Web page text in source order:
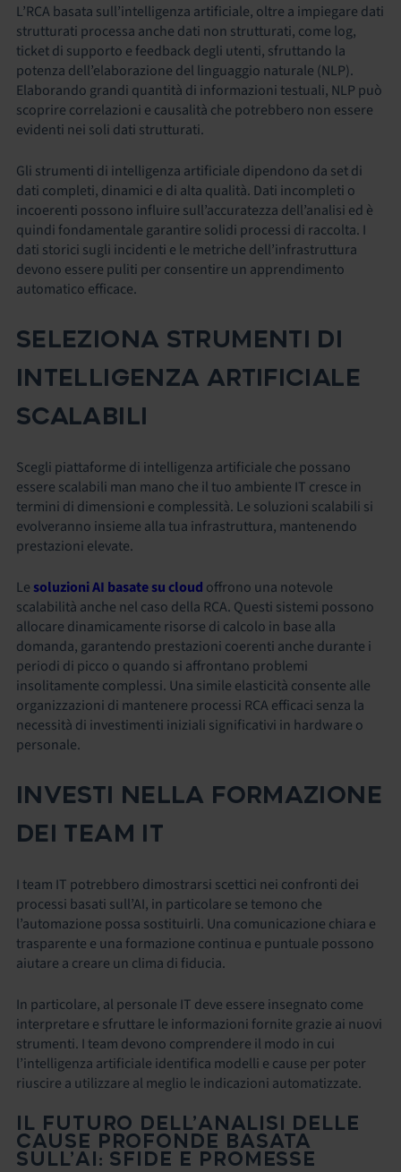
L’RCA basata sull’intelligenza artificiale, oltre a impiegare dati
strutturati processa anche dati non strutturati, come log,
ticket di supporto e feedback degli utenti, sfruttando la
potenza dell’elaborazione del linguaggio naturale (NLP).
Elaborando grandi quantità di informazioni testuali, NLP può
scoprire correlazioni e causalità che potrebbero non essere
evidenti nei soli dati strutturati.
Gli strumenti di intelligenza artificiale dipendono da set di
dati completi, dinamici e di alta qualità. Dati incompleti o
incoerenti possono influire sull’accuratezza dell’analisi ed è
quindi fondamentale garantire solidi processi di raccolta. I
dati storici sugli incidenti e le metriche dell’infrastruttura
devono essere puliti per consentire un apprendimento
automatico efficace.
SELEZIONA STRUMENTI DI
INTELLIGENZA ARTIFICIALE
SCALABILI
Scegli piattaforme di intelligenza artificiale che possano
essere scalabili man mano che il tuo ambiente IT cresce in
termini di dimensioni e complessità. Le soluzioni scalabili si
evolveranno insieme alla tua infrastruttura, mantenendo
prestazioni elevate.
Le soluzioni AI basate su cloud offrono una notevole
scalabilità anche nel caso della RCA. Questi sistemi possono
allocare dinamicamente risorse di calcolo in base alla
domanda, garantendo prestazioni coerenti anche durante i
periodi di picco o quando si affrontano problemi
insolitamente complessi. Una simile elasticità consente alle
organizzazioni di mantenere processi RCA efficaci senza la
necessità di investimenti iniziali significativi in hardware o
personale.
INVESTI NELLA FORMAZIONE
DEI TEAM IT
I team IT potrebbero dimostrarsi scettici nei confronti dei
processi basati sull’AI, in particolare se temono che
l’automazione possa sostituirli. Una comunicazione chiara e
trasparente e una formazione continua e puntuale possono
aiutare a creare un clima di fiducia.
In particolare, al personale IT deve essere insegnato come
interpretare e sfruttare le informazioni fornite grazie ai nuovi
strumenti. I team devono comprendere il modo in cui
l’intelligenza artificiale identifica modelli e cause per poter
riuscire a utilizzare al meglio le indicazioni automatizzate.
IL FUTURO DELL’ANALISI DELLE
CAUSE PROFONDE BASATA
SULL’AI: SFIDE E PROMESSE